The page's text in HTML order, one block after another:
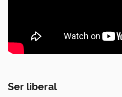
Ser liberal